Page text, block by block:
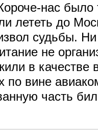
нас было
лететь до
судьбы. Ни
не
в качестве
по вине
часть